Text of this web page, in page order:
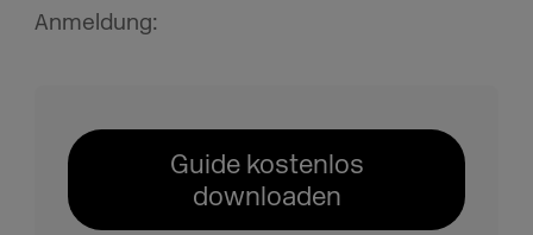
Anmeldung:
Guide kostenlos
downloaden